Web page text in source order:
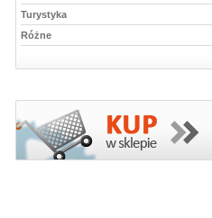
Turystyka
Różne